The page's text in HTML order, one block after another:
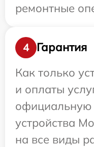
ремонтные
4
Гарантия
Как только
и оплаты
официальную
устройства
на все виды